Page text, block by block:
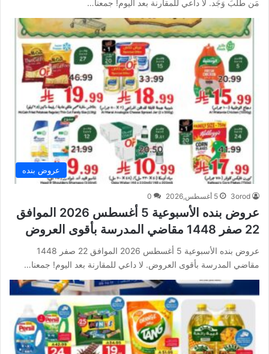
مَن طَلَبَ وَجَد. لا داعي للمقارنة بعد اليوم! جمعنا…
عروض بنده
3orod 5 أغسطس,2026 0
عروض بنده الأسبوعية 5 أغسطس 2026 الموافق
22 صفر 1448 مقاضي المدرسة بأقوى العروض
عروض بنده الأسبوعية 5 أغسطس 2026 الموافق 22 صفر 1448
مقاضي المدرسة بأقوى العروض. لا داعي للمقارنة بعد اليوم! جمعنا…